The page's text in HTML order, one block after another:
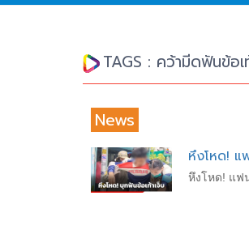
TAGS : คว้ามีดฟันข้อเ
News
หึงโหด! แ
หึงโหด! แฟ